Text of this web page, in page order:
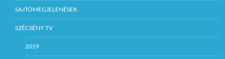
SAJTÓMEGJELENÉSEK
SZÉCSÉNY TV
2019